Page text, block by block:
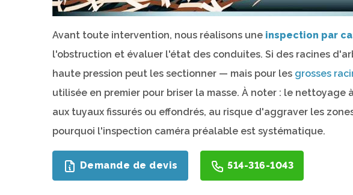
Avant toute intervention, nous réalisons une inspection par
l'obstruction et évaluer l'état des conduites. Si des racines
haute pression peut les sectionner — mais pour les grosses
utilisée en premier pour briser la masse. À noter : le nettoyage
aux tuyaux fissurés ou effondrés, au risque d'aggraver les
pourquoi l'inspection caméra préalable est systématique.
Demande de devis 514-316-1043